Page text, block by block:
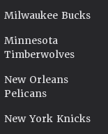
Milwaukee Bucks
Minnesota
Timberwolves
New Orleans
Pelicans
New York Knicks